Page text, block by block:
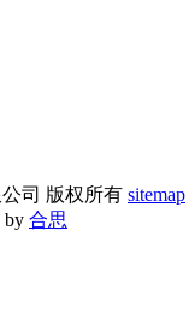
司 版权所有 sitemap
by 合思